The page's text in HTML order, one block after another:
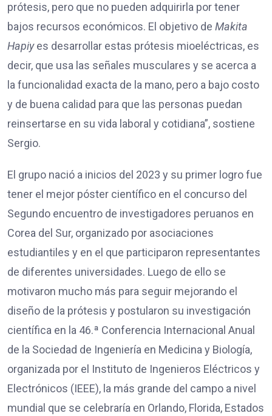
prótesis, pero que no pueden adquirirla por tener
bajos recursos económicos. El objetivo de Makita
Hapiyes desarrollar estas prótesis mioeléctricas, es
decir, que usa las señales musculares y se acerca a
la funcionalidad exacta de la mano, pero a bajo costo
y de buena calidad para que las personas puedan
reinsertarse en su vida laboral y cotidiana”, sostiene
Sergio.
El grupo nació a inicios del 2023 y su primer logro fue
tener el mejor póster científico en el concurso del
Segundo encuentro de investigadores peruanos en
Corea del Sur, organizado por asociaciones
estudiantiles y en el que participaron representantes
de diferentes universidades. Luego de ello se
motivaron mucho más para seguir mejorando el
diseño de la prótesis y postularon su investigación
científica en la 46.ª Conferencia Internacional Anual
de la Sociedad de Ingeniería en Medicina y Biología,
organizada por el Instituto de Ingenieros Eléctricos y
Electrónicos (IEEE), la más grande del campo a nivel
mundial que se celebraría en Orlando, Florida, Estados